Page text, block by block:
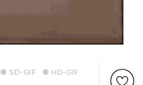
● SD-GIF
● HD-GIF